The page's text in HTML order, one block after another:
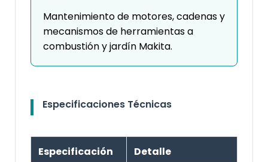
Mantenimiento de motores, cadenas y
mecanismos de herramientas a
combustión y jardín Makita.
Especificaciones Técnicas
Especificación Detalle